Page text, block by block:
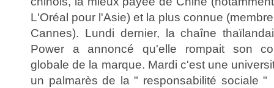
L'Oréal pour l'Asie) et la plus connue
Cannes). Lundi dernier, la chaîne
Power a annoncé qu'elle rompait son
globale de la marque. Mardi c'est une
un palmarès de la " responsabilité sociale